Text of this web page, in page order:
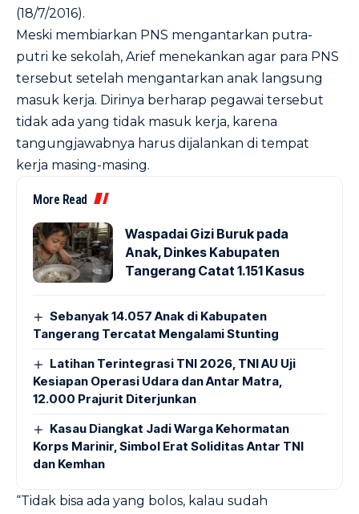
(18/7/2016).
Meski membiarkan PNS mengantarkan putra-
putri ke sekolah, Arief menekankan agar para PNS
tersebut setelah mengantarkan anak langsung
masuk kerja. Dirinya berharap pegawai tersebut
tidak ada yang tidak masuk kerja, karena
tangungjawabnya harus dijalankan di tempat
kerja masing-masing.
More Read
Waspadai Gizi Buruk pada
Anak, Dinkes Kabupaten
Tangerang Catat 1.151 Kasus
Sebanyak 14.057 Anak di Kabupaten
Tangerang Tercatat Mengalami Stunting
Latihan Terintegrasi TNI 2026, TNI AU Uji
Kesiapan Operasi Udara dan Antar Matra,
12.000 Prajurit Diterjunkan
Kasau Diangkat Jadi Warga Kehormatan
Korps Marinir, Simbol Erat Soliditas Antar TNI
dan Kemhan
“Tidak bisa ada yang bolos, kalau sudah